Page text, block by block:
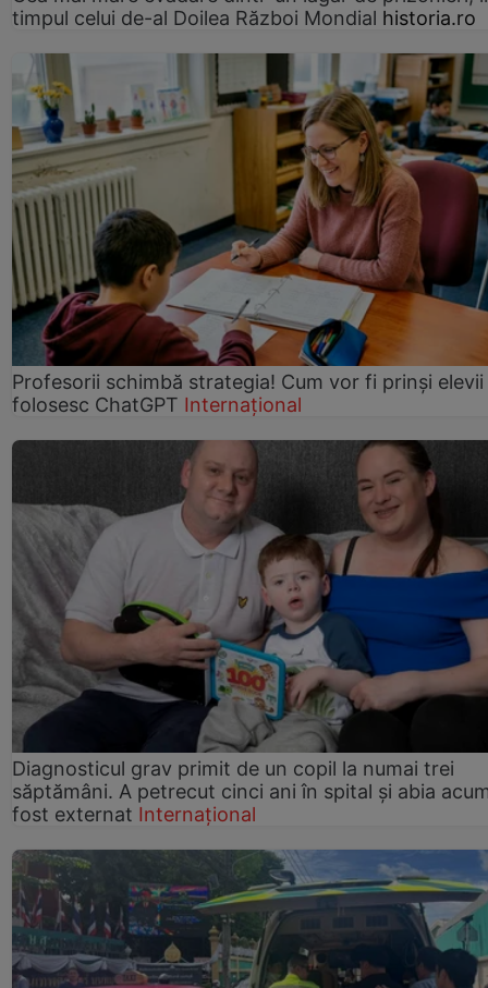
timpul celui de-al Doilea Război Mondial historia.ro
Profesorii schimbă strategia! Cum vor fi prinși elevii
folosesc ChatGPT Internațional
Diagnosticul grav primit de un copil la numai trei
săptămâni. A petrecut cinci ani în spital și abia
fost externat Internațional